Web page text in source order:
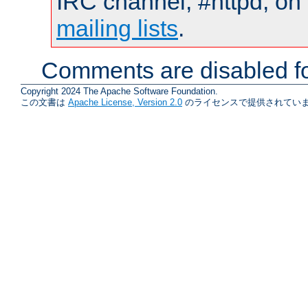
mailing lists.
Comments are disabled
Copyright 2024 The Apache Software Foundation.
この文書は Apache License, Version 2.0 のライセンスで提供されてい